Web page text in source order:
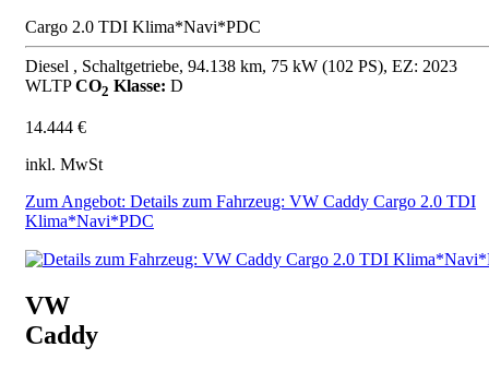
Cargo 2.0 TDI Klima*Navi*PDC
Diesel , Schaltgetriebe, 94.138 km, 75 kW (102 PS), EZ: 2023
WLTPCO2 Klasse: D
14.444 €
inkl. MwSt
Zum Angebot: Details zum Fahrzeug: VW Caddy Cargo 2.0 TDI
Klima*Navi*PDC
VW
Caddy